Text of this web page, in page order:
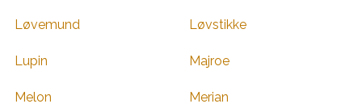
Løvemund Løvstikke
Lupin Majroe
Melon Merian